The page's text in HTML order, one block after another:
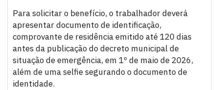
Para solicitar o benefício, o trabalhador deverá
apresentar documento de identificação,
comprovante de residência emitido até 120 dias
antes da publicação do decreto municipal de
situação de emergência, em 1º de maio de 2026,
além de uma selfie segurando o documento de
identidade.